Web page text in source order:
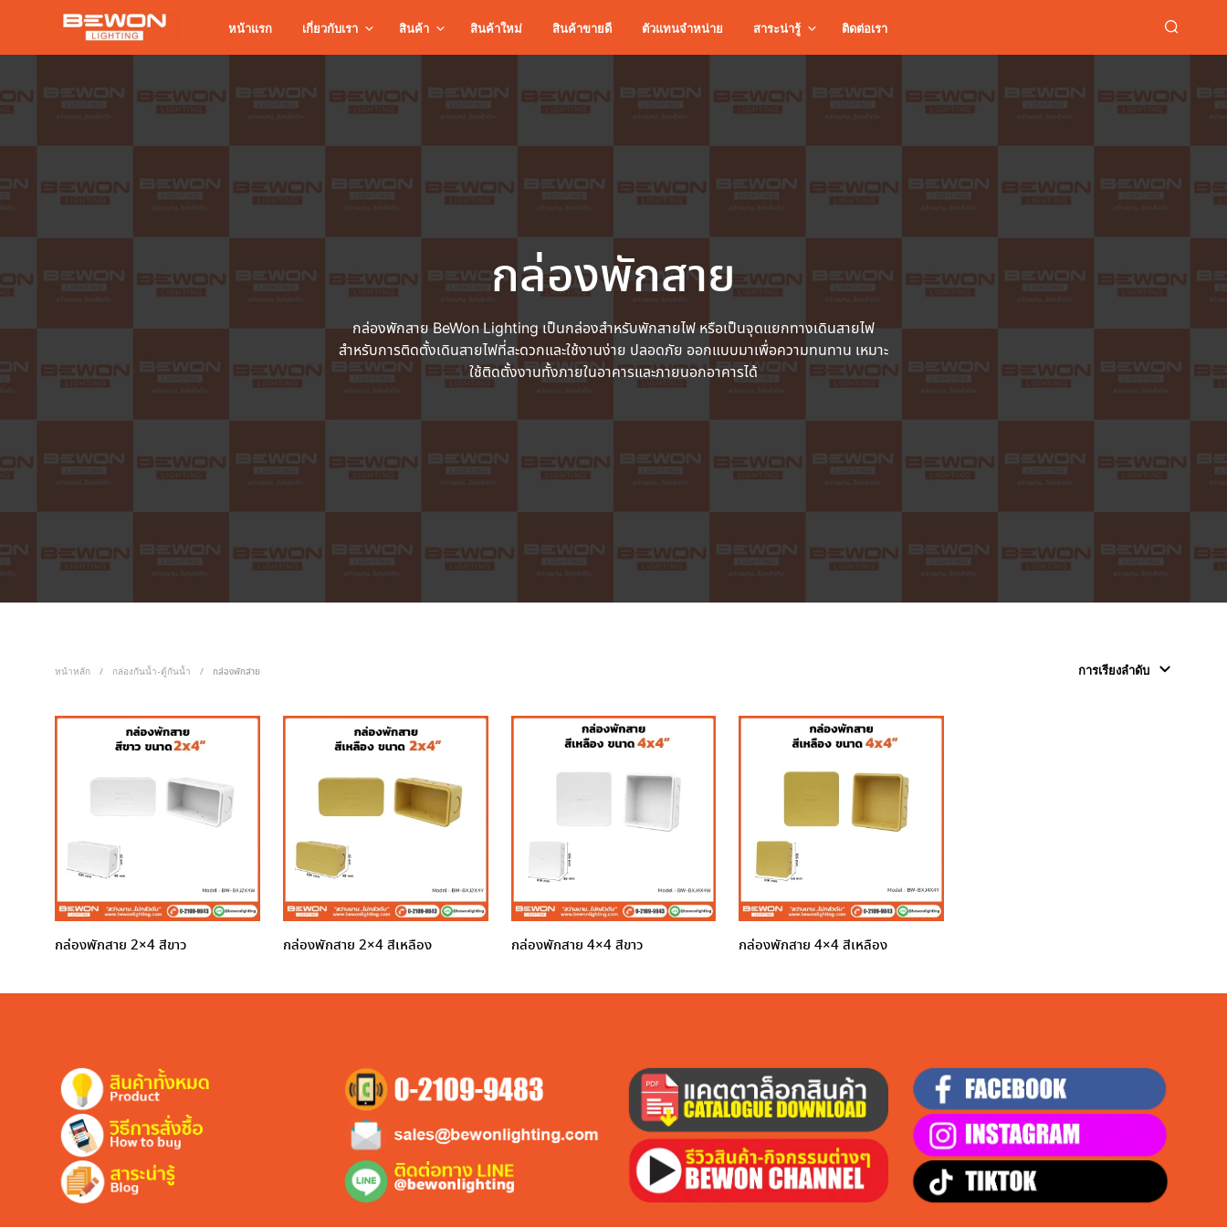
หน้าแรก เกี่ยวกับเรา สินค้า สินค้าใหม่ สินค้าขายดี ตัวแทนจำหน่าย สาระน่ารู้ ติดต่อเรา
กล่องพักสาย
กล่องพักสาย BeWon Lighting เป็นกล่องสำหรับพักสายไฟ หรือเป็นจุดแยกทางเดินสายไฟ
สำหรับการติดตั้งเดินสายไฟที่สะดวกและใช้งานง่าย ปลอดภัย ออกแบบมาเพื่อความทนทาน เหมาะ
ใช้ติดตั้งงานทั้งภายในอาคารและภายนอกอาคารได้
หน้าหลัก / กล่องกันน้ำ-ตู้กันน้ำ / กล่องพักสาย
กล่องพักสาย 2×4 สีขาว กล่องพักสาย 2×4 สีเหลือง กล่องพักสาย 4×4 สีขาว กล่องพักสาย 4×4 สีเหลือง